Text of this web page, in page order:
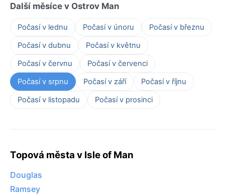
Další měsíce v Ostrov Man
Počasí v lednu Počasí v únoru
Počasí v březnu
Počasí v dubnu
Počasí v květnu
Počasí v červnu
Počasí v červenci
Počasí v srpnu
Počasí v září
Počasí v říjnu
Počasí v listopadu
Počasí v prosinci
Topová města v Isle of Man
Douglas
Ramsey